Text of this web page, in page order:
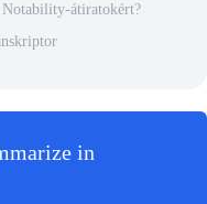
Notability-átiratokért?
in